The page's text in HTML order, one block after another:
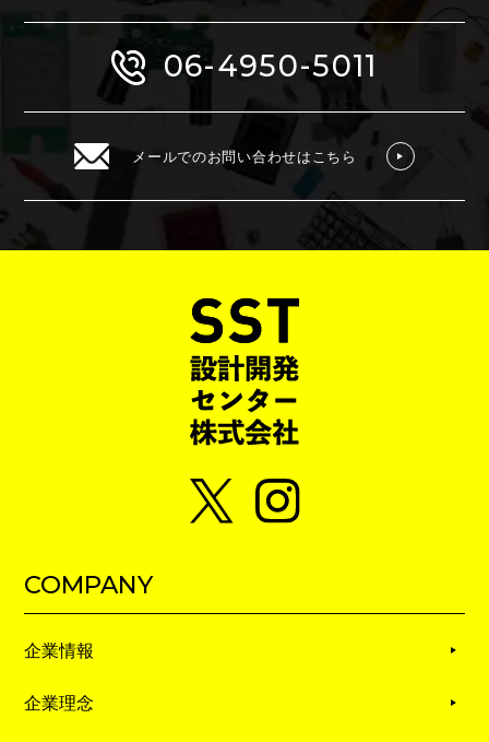
06-4950-5011
メールでのお問い合わせはこちら
COMPANY
企業情報
企業理念